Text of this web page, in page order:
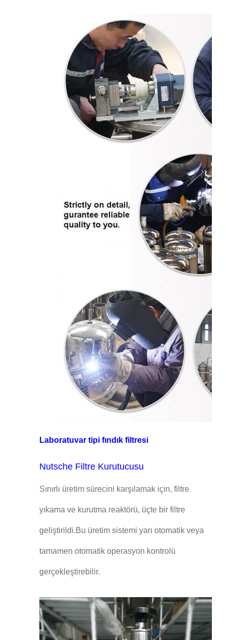
Laboratuvar tipi fındık filtresi
Nutsche Filtre Kurutucusu
Sınırlı üretim sürecini karşılamak için, filtre
yıkama ve kurutma reaktörü, üçte bir filtre
geliştirildi.Bu üretim sistemi yarı otomatik veya
tamamen otomatik operasyon kontrolü
gerçekleştirebilir.